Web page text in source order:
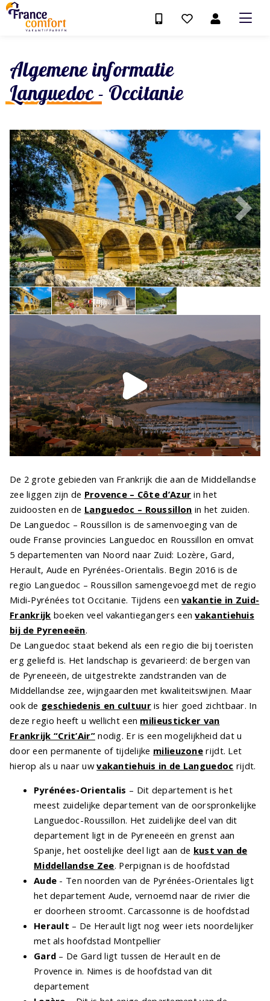
Algemene informatie
Languedoc - Occitanie
De 2 grote gebieden van Frankrijk die aan de Middellandse
zee liggen zijn de Provence – Côte d’Azur in het
zuidoosten en de Languedoc – Roussillon in het zuiden.
De Languedoc – Roussillon is de samenvoeging van de
oude Franse provincies Languedoc en Roussillon en omvat
5 departementen van Noord naar Zuid: Lozère, Gard,
Herault, Aude en Pyrénées-Orientalis. Begin 2016 is de
regio Languedoc – Roussillon samengevoegd met de regio
Midi-Pyrénées tot Occitanie. Tijdens eenvakantie in Zuid-
Frankrijk boeken veel vakantiegangers eenvakantiehuis
bij de Pyreneeën.
De Languedoc staat bekend als een regio die bij toeristen
erg geliefd is. Het landschap is gevarieerd: de bergen van
de Pyreneeën, de uitgestrekte zandstranden van de
Middellandse zee, wijngaarden met kwaliteitswijnen. Maar
ook de geschiedenis en cultuuris hier goed zichtbaar. In
deze regio heeft u wellicht een milieusticker van
Frankrijk “Crit’Air”nodig. Er is een mogelijkheid dat u
door een permanente of tijdelijke milieuzone rijdt. Let
hierop als u naar uwvakantiehuis in de Languedoc rijdt.
Pyrénées-Orientalis – Dit departement is het
meest zuidelijke departement van de oorspronkelijke
Languedoc-Roussillon. Het zuidelijke deel van dit
departement ligt in de Pyreneeën en grenst aan
Spanje, het oostelijke deel ligt aan de kust van de
Middellandse Zee. Perpignan is de hoofdstad
Aude - Ten noorden van de Pyrénées-Orientales ligt
het departement Aude, vernoemd naar de rivier die
er doorheen stroomt. Carcassonne is de hoofdstad
Herault – De Herault ligt nog weer iets noordelijker
met als hoofdstad Montpellier
Gard – De Gard ligt tussen de Herault en de
Provence in. Nimes is de hoofdstad van dit
departement